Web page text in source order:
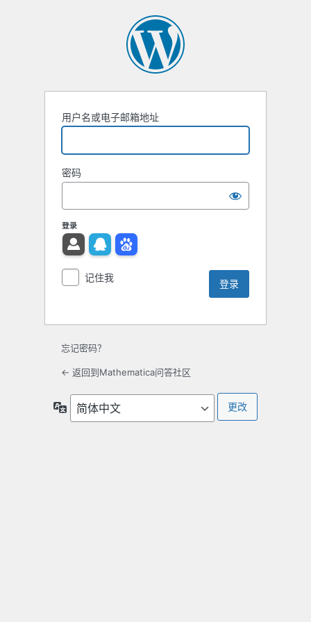
用户名或电子邮箱地址
密码
登录
记住我
忘记密码？
← 返回到Mathematica问答社区
言